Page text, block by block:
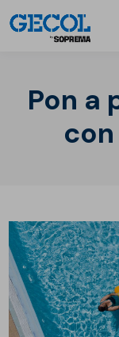
Pon a punto tu piscina
con